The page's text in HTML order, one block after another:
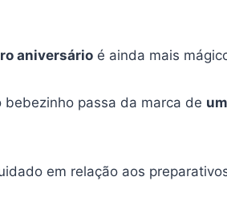
aniversárioé ainda mais
passa da marca de
em relação aos